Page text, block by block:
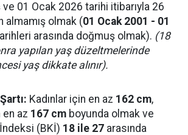
ve 01 Ocak 2026 tarihi itibarıyla 26
almamış olmak (01 Ocak 2001 - 01
arasında doğmuş olmak). (18
yapılan yaş düzeltmelerinde
yaş dikkate alınır).
Kadınlar için en az 162 cm,
az 167 cm boyunda olmak ve
(BKİ) 18 ile 27 arasında